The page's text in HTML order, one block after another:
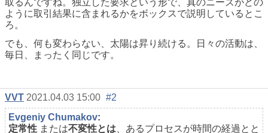
ように取引結果に含まれるかをボックスで説明しているとこ
ろ。
でも、何も変わらない、太陽は昇り続ける。日々の活動は、
毎日、まったく同じです。
VVT 2021.04.03 15:00 #2
Evgeniy Chumakov:
定常性 または不変性とは、あるプロセスが時間の経過とと